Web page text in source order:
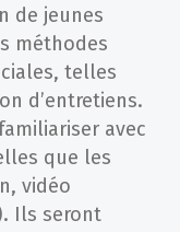
de jeunes
méthodes
telles
d’entretiens.
avec
que les
vidéo
Ils seront